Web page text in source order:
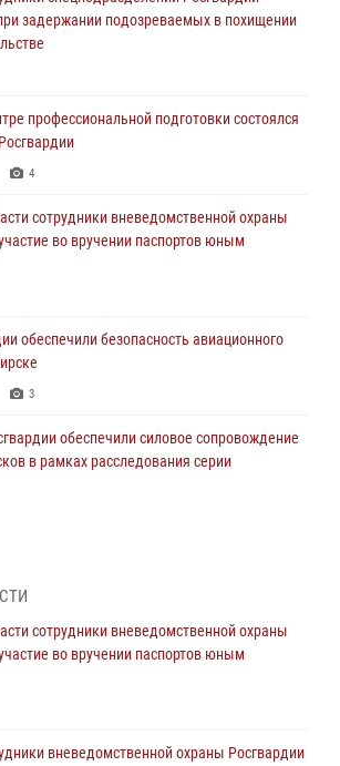
задержании подозреваемых в похищении
профессиональной подготовки состоялся
4
сотрудники вневедомственной охраны
во вручении паспортов юным
обеспечили безопасность авиационного
3
обеспечили силовое сопровождение
в рамках расследования серии
бойцов ОМОН и СОБР Росгвардии
группы лиц, причастных к мошенничеству
сотрудники вневедомственной охраны
во вручении паспортов юным
вневедомственной охраны Росгвардии